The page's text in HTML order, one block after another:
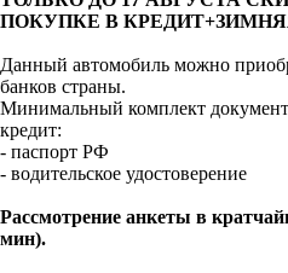
ПОКУПКЕ В
Данный автомобиль можно
банков страны.
Минимальный комплект
кредит:
- паспорт РФ
- водительское удостоверение
Рассмотрение анкеты в
мин).